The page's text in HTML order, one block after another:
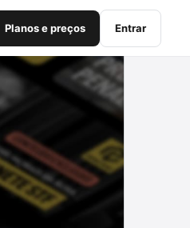
Planos e preços Entrar